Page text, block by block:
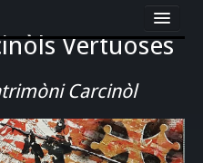
Vertuoses
Carcinòl
CULTURE